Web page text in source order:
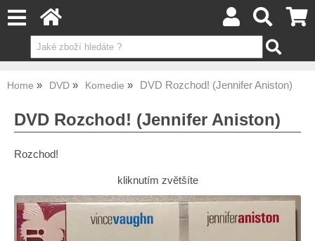
Home DVD Komedie DVD Rozchod! (Jennifer Aniston)
DVD Rozchod! (Jennifer Aniston)
Rozchod!
kliknutím zvětšíte